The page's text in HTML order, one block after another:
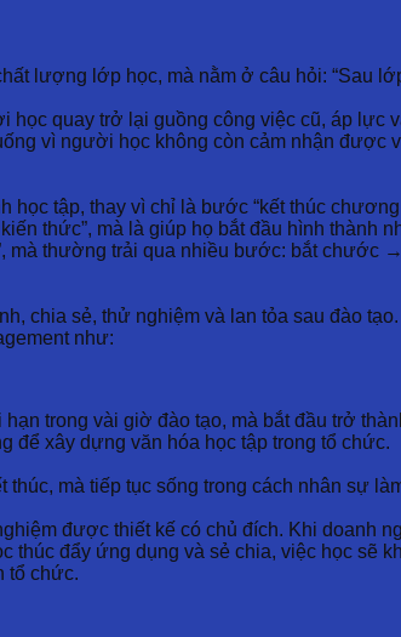
lượng lớp học, mà nằm ở câu hỏi: “Sau
quay trở lại guồng công việc cũ, áp lực
vì người học không còn cảm nhận được
tập, thay vì chỉ là bước “kết thúc chương
thức”, mà là giúp họ bắt đầu hình thành
mà thường trải qua nhiều bước: bắt
chia sẻ, thử nghiệm và lan tỏa sau đào tạo.
như:
trong vài giờ đào tạo, mà bắt đầu trở
để xây dựng văn hóa học tập trong tổ chức.
mà tiếp tục sống trong cách nhân sự
được thiết kế có chủ đích. Khi doanh
thúc đẩy ứng dụng và sẻ chia, việc học sẽ
tổ chức.